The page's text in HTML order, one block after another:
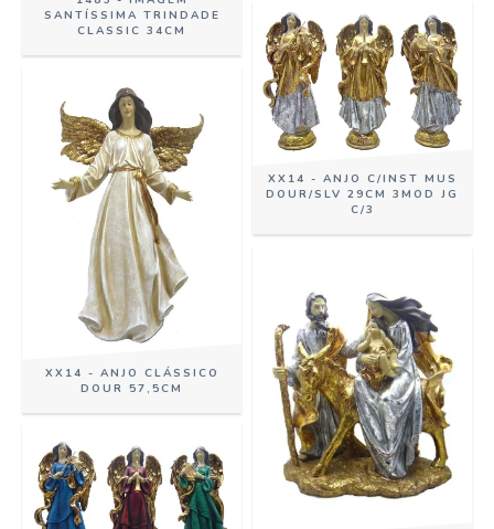
SANTÍSSIMA TRINDADE
CLASSIC 34CM
XX14 - ANJO CLÁSSICO
DOUR 57,5CM
XX14 - ANJO C/INST MUS
DOUR/SLV 29CM 3MOD JG
C/3